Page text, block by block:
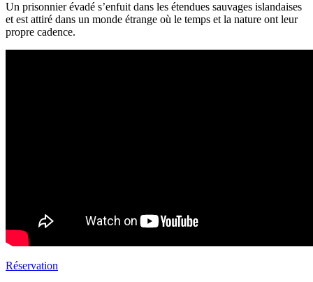
Un prisonnier évadé s’enfuit dans les étendues sauvages islandaises
et est attiré dans un monde étrange où le temps et la nature ont leur
propre cadence.
Réservation